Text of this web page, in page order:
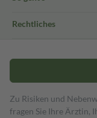
Rechtliches
Zu Risiken und
fragen Sie Ihre Ärztin,